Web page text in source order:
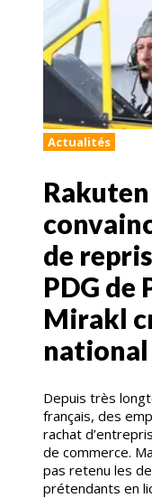
Actualités
de
PDG de
Mirakl
national
Depuis très
français, des
rachat
de commerce.
pas retenu les
prétendants en